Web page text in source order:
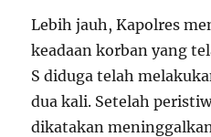
Lebih jauh, Kapolres
keadaan korban yang
S diduga telah
dua kali. Setelah
dikatakan